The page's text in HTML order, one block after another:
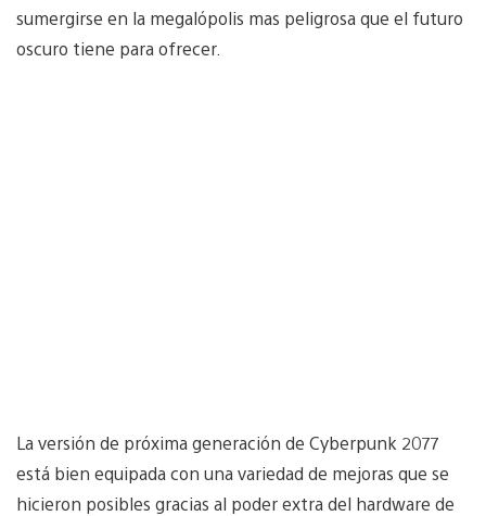
sumergirse en la megalópolis mas peligrosa que el futuro
oscuro tiene para ofrecer.
La versión de próxima generación de Cyberpunk 2077
está bien equipada con una variedad de mejoras que se
hicieron posibles gracias al poder extra del hardware de